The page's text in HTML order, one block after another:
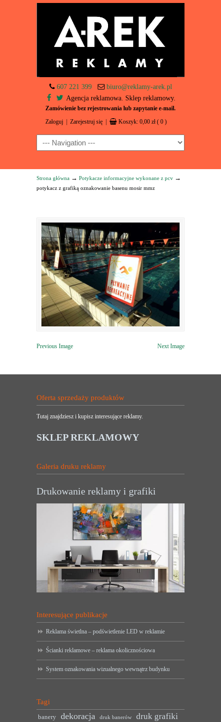
607 221 399
biuro@reklamy-arek.pl
Agencja reklamowa. Sklep reklamowy.
Zamówienie bez rejestrowania lub zapytanie e-mail.
Zaloguj Zarejestruj się Koszyk: 0,00 zł ( 0 )
Navigation
Strona główna → Potykacze informacyjne wykonane z pcv →
potykacz z grafiką oznakowanie basenu mosir mmz
Previous Image Next Image
Oferta sprzedaży produktów
Tutaj znajdziesz i kupisz interesujące reklamy.
SKLEP REKLAMOWY
Galeria druku reklamy
Drukowanie reklamy i grafiki
Interesujące publikacje
Reklama świetlna – podświetlenie LED w reklamie
Ścianki reklamowe – reklama okolicznościowa
System oznakowania wizualnego wewnątrz budynku
Tagi
banery dekoracja druk banerów druk grafiki